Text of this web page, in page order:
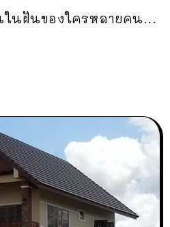
นฝันของใครหลายคน...